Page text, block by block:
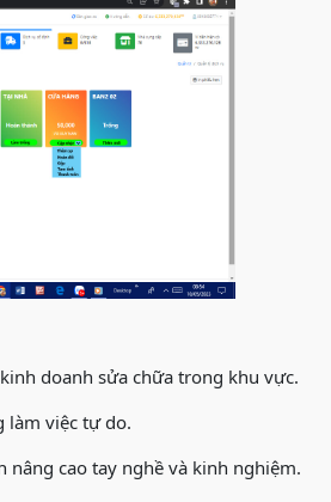
doanh sửa chữa trong khu vực.
làm việc tự do.
nâng cao tay nghề và kinh nghiệm.